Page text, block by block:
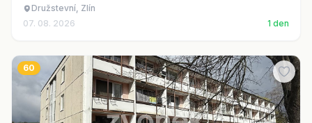
Družstevní, Zlín
07. 08. 2026
1 den
60